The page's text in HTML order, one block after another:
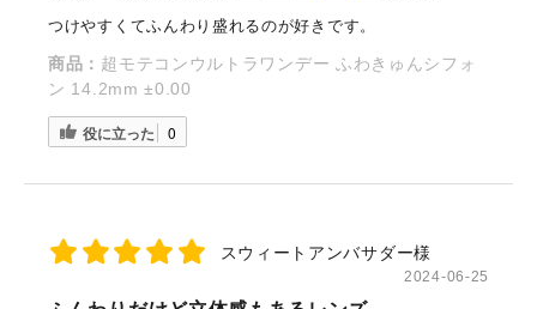
つけやすくてふんわり盛れるのが好きです。
商品： 超モテコンウルトラワンデー ふわきゅんシフォ
ン 14.2mm ±0.00
役に立った 0
スウィートアンバサダー様
2024-06-25